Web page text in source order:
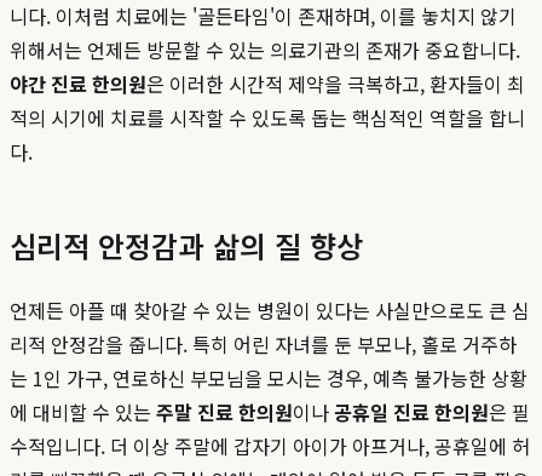
니다. 이처럼 치료에는 '골든타임'이 존재하며, 이를 놓치지 않기
위해서는 언제든 방문할 수 있는 의료기관의 존재가 중요합니다.
야간 진료 한의원은 이러한 시간적 제약을 극복하고, 환자들이 최
적의 시기에 치료를 시작할 수 있도록 돕는 핵심적인 역할을 합니
다.
심리적 안정감과 삶의 질 향상
언제든 아플 때 찾아갈 수 있는 병원이 있다는 사실만으로도 큰 심
리적 안정감을 줍니다. 특히 어린 자녀를 둔 부모나, 홀로 거주하
는 1인 가구, 연로하신 부모님을 모시는 경우, 예측 불가능한 상황
에 대비할 수 있는 주말 진료 한의원이나 공휴일 진료 한의원은 필
수적입니다. 더 이상 주말에 갑자기 아이가 아프거나, 공휴일에 허